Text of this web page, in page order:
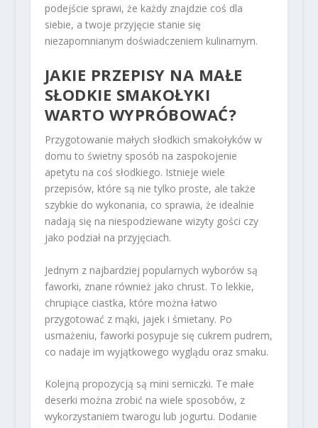
podejście sprawi, że każdy znajdzie coś dla
siebie, a twoje przyjęcie stanie się
niezapomnianym doświadczeniem kulinarnym.
JAKIE PRZEPISY NA MAŁE
SŁODKIE SMAKOŁYKI
WARTO WYPRÓBOWAĆ?
Przygotowanie małych słodkich smakołyków w
domu to świetny sposób na zaspokojenie
apetytu na coś słodkiego. Istnieje wiele
przepisów, które są nie tylko proste, ale także
szybkie do wykonania, co sprawia, że idealnie
nadają się na niespodziewane wizyty gości czy
jako podział na przyjęciach.
Jednym z najbardziej popularnych wyborów są
faworki, znane również jako chrust. To lekkie,
chrupiące ciastka, które można łatwo
przygotować z mąki, jajek i śmietany. Po
usmażeniu, faworki posypuje się cukrem pudrem,
co nadaje im wyjątkowego wyglądu oraz smaku.
Kolejną propozycją są mini serniczki. Te małe
deserki można zrobić na wiele sposobów, z
wykorzystaniem twarogu lub jogurtu. Dodanie